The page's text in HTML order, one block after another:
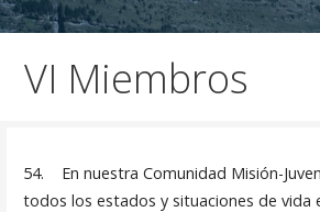
VI Miembros
54. En nuestra Comunidad Misión-
todos los estados y situaciones de vida